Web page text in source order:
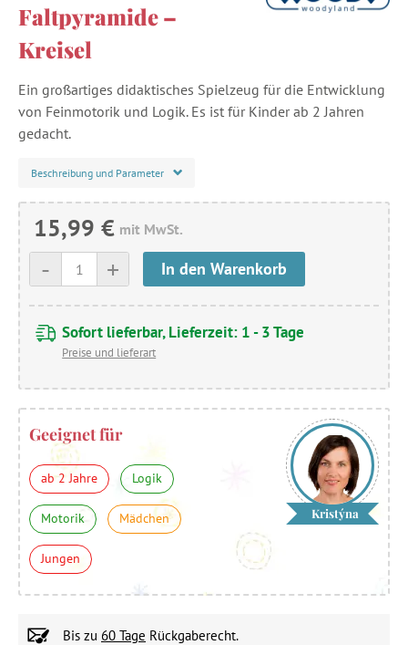
Faltpyramide –
Kreisel
Ein großartiges didaktisches Spielzeug für die Entwicklung
von Feinmotorik und Logik. Es ist für Kinder ab 2 Jahren
gedacht.
Beschreibung und Parameter
15,99 € mit MwSt.
+
- In den Warenkorb
Sofort lieferbar, Lieferzeit: 1 - 3 Tage
Preise und lieferart
Geeignet für
ab 2 Jahre Logik
Motorik Mädchen
Jungen
Kristýna
Bis zu 60 Tage Rückgaberecht.